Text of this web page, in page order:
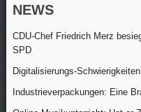
NEWS
CDU-Chef Friedrich Merz
SPD
Digitalisierungs-
Industrieverpackungen: Eine